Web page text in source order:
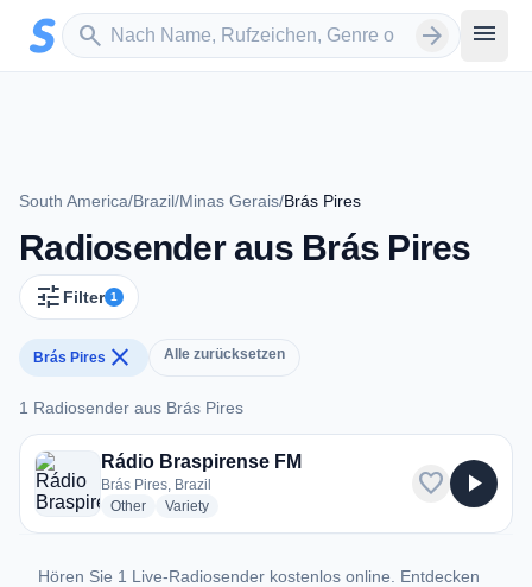
Zum Hauptinhalt springen
search
Sender suchen arrow_forward menu
South America/Brazil/Minas Gerais/Brás Pires
Radiosender aus Brás Pires
tune Filter 1
Brás Pires close Alle zurücksetzen
1 Radiosender aus Brás Pires
1 Radiosender aus Brás Pires
Rádio Braspirense FM
Brás Pires, Brazil
Otherradio stations
Varietyradio stations
favorite play_arrow
Hören Sie 1 Live-Radiosender kostenlos online. Entdecken